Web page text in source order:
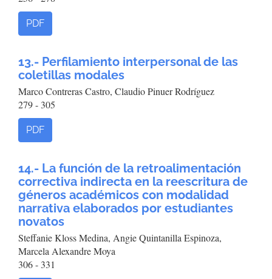
PDF
13.- Perfilamiento interpersonal de las
coletillas modales
Marco Contreras Castro, Claudio Pinuer Rodríguez
279 - 305
PDF
14.- La función de la retroalimentación
correctiva indirecta en la reescritura de
géneros académicos con modalidad
narrativa elaborados por estudiantes
novatos
Steffanie Kloss Medina, Angie Quintanilla Espinoza,
Marcela Alexandre Moya
306 - 331